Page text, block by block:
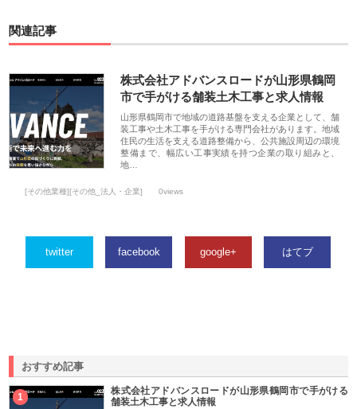
関連記事
株式会社アドバンスロードが山形県鶴岡
市で手がける舗装土木工事と求人情報
山形県鶴岡市で地域の道路基盤を支える企業として、舗
装工事や土木工事を手がける専門会社があります。地域
住民の生活を支える道路整備から、公共施設周辺の環境
整備まで、幅広い工事実績を持つ企業の取り組みと、
地…
[その他業種][その他_法人・企業] 0views
twitter facebook google+ はてブ
おすすめ記事
1
株式会社アドバンスロードが山形県鶴岡市で手がける
舗装土木工事と求人情報